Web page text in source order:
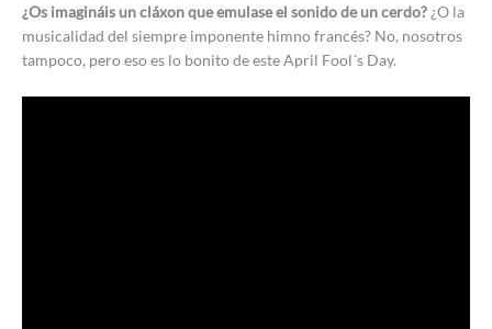
¿Os imagináis un cláxon que emulase el sonido de un cerdo? ¿O la
musicalidad del siempre imponente himno francés? No, nosotros
tampoco, pero eso es lo bonito de este April Fool´s Day.